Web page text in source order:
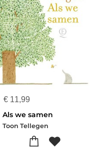
€ 11,99
Als we samen
Toon Tellegen